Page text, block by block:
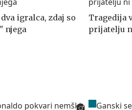
igralca, zdaj so
njega
Tragedija
prijatelju